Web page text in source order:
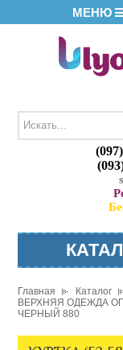
МЕНЮ
Главная Каталог
ВЕРХНЯЯ ОДЕЖДА
ЧЕРНЫЙ 880